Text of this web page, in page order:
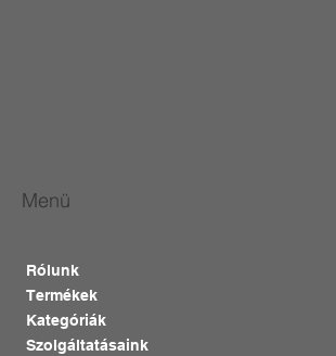
Menü
Rólunk
Termékek
Kategóriák
Szolgáltatásaink